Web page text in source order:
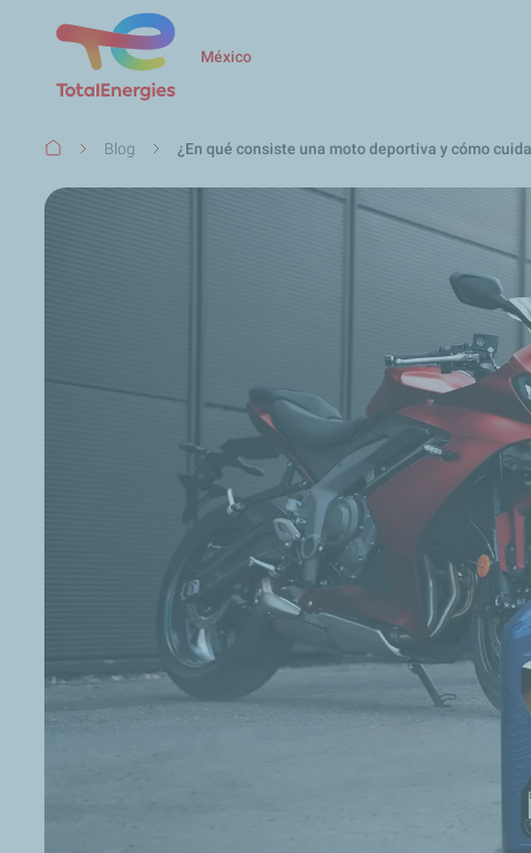
México
Ruta
navegación
Blog ¿En qué consiste una moto deportiva y cómo